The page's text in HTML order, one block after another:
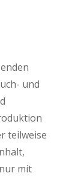
und
teilweise
mit